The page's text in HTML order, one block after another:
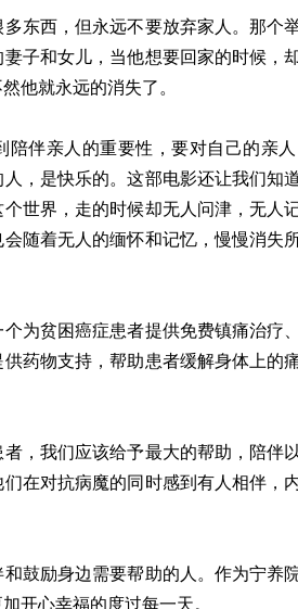
东西，但永远不要放弃家人。那个
子和女儿，当他想要回家的时候，
他就永远的消失了。
陪伴亲人的重要性，要对自己的亲
，是快乐的。这部电影还让我们知
世界，走的时候却无人问津，无人
随着无人的缅怀和记忆，慢慢消失
为贫困癌症患者提供免费镇痛治疗
药物支持，帮助患者缓解身体上的
，我们应该给予最大的帮助，陪伴
在对抗病魔的同时感到有人相伴，
鼓励身边需要帮助的人。作为宁养
开心幸福的度过每一天。